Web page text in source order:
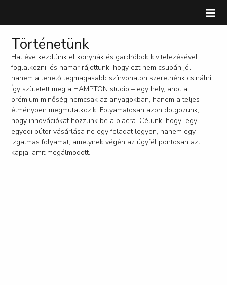
Történetünk
Hat éve kezdtünk el konyhák és gardróbok kivitelezésével
foglalkozni, és hamar rájöttünk, hogy ezt nem csupán jól,
hanem a lehető legmagasabb színvonalon szeretnénk csinálni.
Így született meg a HAMPTON studio – egy hely, ahol a
prémium minőség nemcsak az anyagokban, hanem a teljes
élményben megmutatkozik. Folyamatosan azon dolgozunk,
hogy innovációkat hozzunk be a piacra. Célunk, hogy egy
egyedi bútor vásárlása ne egy feladat legyen, hanem egy
izgalmas folyamat, amelynek végén az ügyfél pontosan azt
kapja, amit megálmodott.